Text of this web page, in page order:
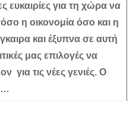
ευκαιρίες για τη χώρα να
η οικονομία όσο και η
και έξυπνα σε αυτή
μας επιλογές να
για τις νέες γενιές. Ο